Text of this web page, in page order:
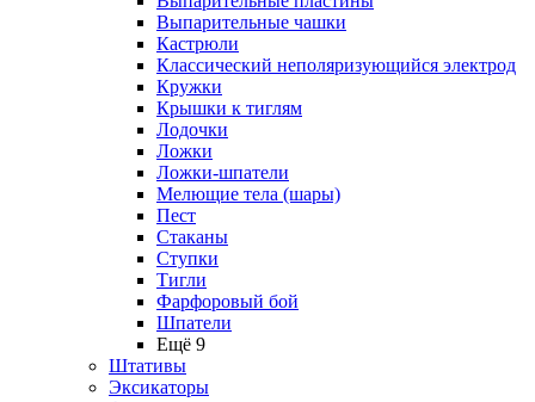
Выпарительные чашки
Кастрюли
Классический неполяризующийся электрод
Кружки
Крышки к тиглям
Лодочки
Ложки
Ложки-шпатели
Мелющие тела (шары)
Пест
Стаканы
Ступки
Тигли
Фарфоровый бой
Шпатели
Ещё 9
Штативы
Эксикаторы